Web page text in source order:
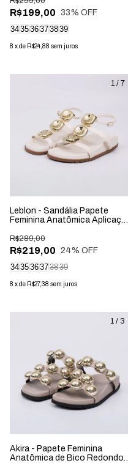
R$199,00 33% OFF
343536373839
8 xde R$24,88 sem juros
1 / 7
Leblon - Sandália Papete
Feminina Anatômica Aplicação
R$219,00
R$289,00
24% OFF
343536373839
8 xde R$27,38 sem juros
1 / 3
Akira - Papete Feminina
Anatômica de Bico Redondo